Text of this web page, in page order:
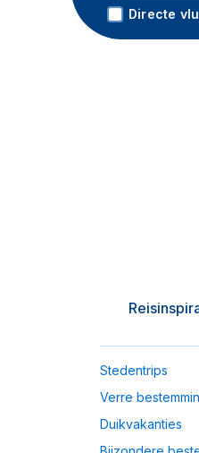
Directe
Stedentrips
Verre
Duikvakanties